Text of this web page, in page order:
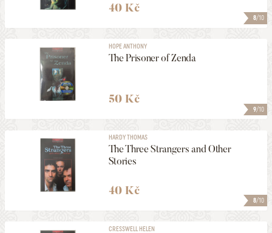
8/10
40 Kč
9/10
HOPE ANTHONY
The Prisoner of Zenda
50 Kč
8/10
HARDY THOMAS
The Three Strangers and Other
Stories
40 Kč
CRESSWELL HELEN